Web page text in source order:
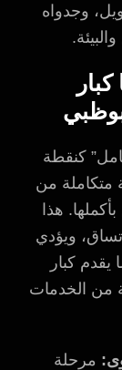
وجدواه
كنقطة
متكاملة من
هذا
ويؤدي
يقدم كبار
من الخدمات
مرحلة